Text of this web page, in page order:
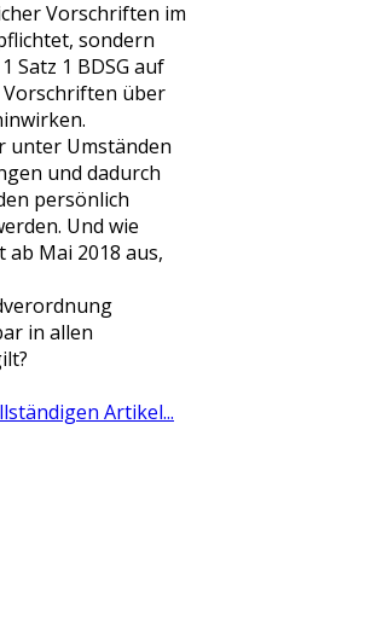
Vorschriften im
sondern
Satz 1 BDSG auf
über
unter Umständen
und dadurch
persönlich
Und wie
Mai 2018 aus,
in allen
Artikel...